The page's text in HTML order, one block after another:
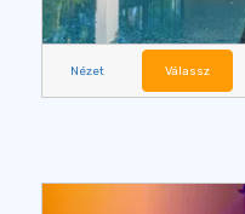
Nézet Válassz